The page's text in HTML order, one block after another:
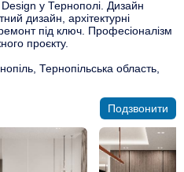
Design у Тернополі. Дизайн
дизайн, архітектурні
під ключ. Професіоналізм
проєкту.
Тернопільська область,
Подзвонити